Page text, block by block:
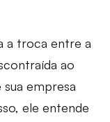
a troca entre a
ao
empresa
ele entende